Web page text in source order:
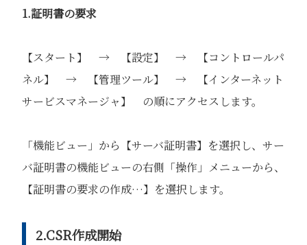
1.証明書の要求
【スタート】 → 【設定】 → 【コントロールパ
ネル】 → 【管理ツール】 → 【インターネット
サービスマネージャ】 の順にアクセスします。
「機能ビュー」から【サーバ証明書】を選択し、サー
バ証明書の機能ビューの右側「操作」メニューから、
【証明書の要求の作成…】を選択します。
2.CSR作成開始